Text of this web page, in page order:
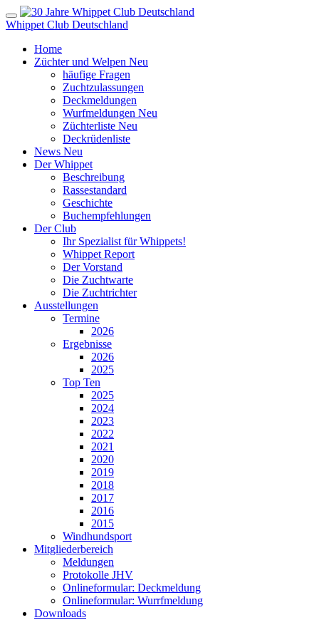
Whippet Club Deutschland
Home
Züchter und Welpen Neu
häufige Fragen
Zuchtzulassungen
Deckmeldungen
Wurfmeldungen Neu
Züchterliste Neu
Deckrüdenliste
News Neu
Der Whippet
Beschreibung
Rassestandard
Geschichte
Buchempfehlungen
Der Club
Ihr Spezialist für Whippets!
Whippet Report
Der Vorstand
Die Zuchtwarte
Die Zuchtrichter
Ausstellungen
Termine
2026
Ergebnisse
2026
2025
Top Ten
2025
2024
2023
2022
2021
2020
2019
2018
2017
2016
2015
Windhundsport
Mitgliederbereich
Meldungen
Protokolle JHV
Onlineformular: Deckmeldung
Onlineformular: Wurrfmeldung
Downloads